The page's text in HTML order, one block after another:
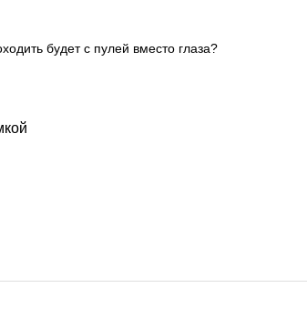
будет с пулей вместо глаза?